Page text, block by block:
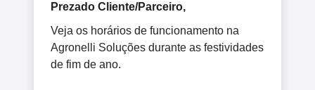
Prezado Cliente/Parceiro,
Veja os horários de funcionamento na
Agronelli Soluções durante as festividades
de fim de ano.